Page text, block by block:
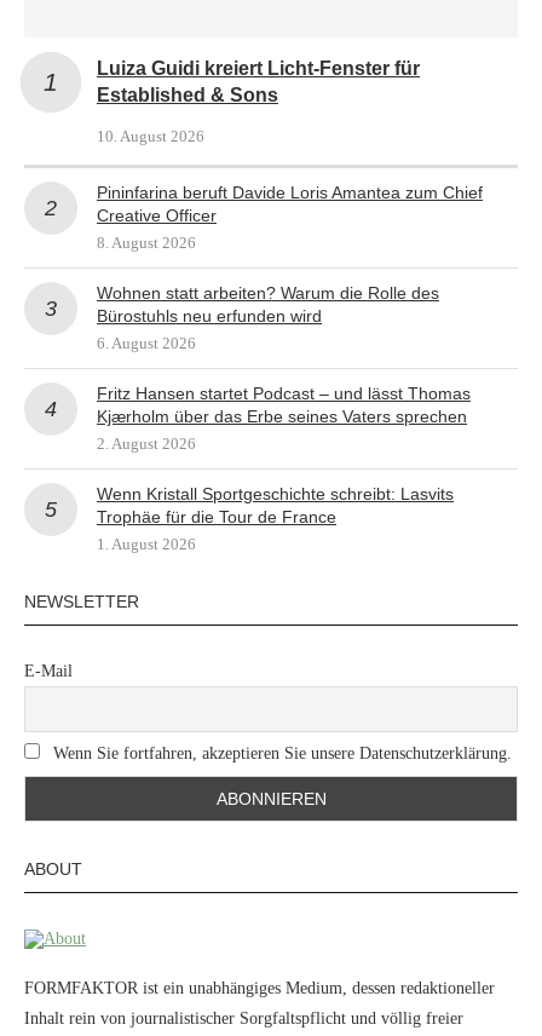
Luiza Guidi kreiert Licht-Fenster für
Established & Sons
10. August 2026
Pininfarina beruft Davide Loris Amantea zum Chief
Creative Officer
8. August 2026
Wohnen statt arbeiten? Warum die Rolle des
Bürostuhls neu erfunden wird
6. August 2026
Fritz Hansen startet Podcast – und lässt Thomas
Kjærholm über das Erbe seines Vaters sprechen
2. August 2026
Wenn Kristall Sportgeschichte schreibt: Lasvits
Trophäe für die Tour de France
1. August 2026
NEWSLETTER
E-Mail
Wenn Sie fortfahren, akzeptieren Sie unsere Datenschutzerklärung.
ABOUT
FORMFAKTOR ist ein unabhängiges Medium, dessen redaktioneller
Inhalt rein von journalistischer Sorgfaltspflicht und völlig freier